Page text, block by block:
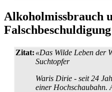
Alkoholmissbrauch
Falschbeschuldigung
Zitat: «Das Wilde Leben der
Suchtopfer
Waris Dirie - seit 24
einer Hochschaubahn.